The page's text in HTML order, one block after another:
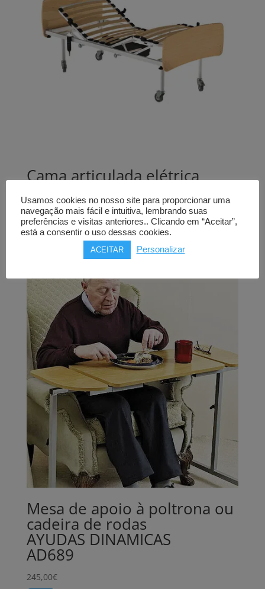
Cama articulada elétrica
com rodas
596,00€
Mesa de apoio à poltrona ou
cadeira de rodas
AYUDAS DINAMICAS
AD689
245,00€
Usamos cookies no nosso site para proporcionar uma
navegação mais fácil e intuitiva, lembrando suas
preferências e visitas anteriores.. Clicando em “Aceitar”,
está a consentir o uso dessas cookies.
ACEITAR Personalizar